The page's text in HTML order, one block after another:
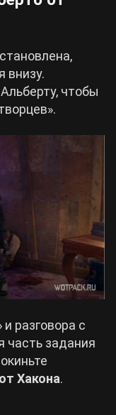
внизу.
чтобы
разговора с
часть задания
Хакона.